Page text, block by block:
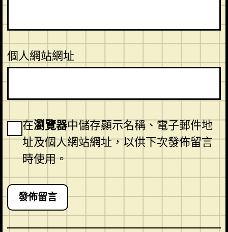
個人網站網址
在瀏覽器中儲存顯示名稱、電子郵件地
址及個人網站網址，以供下次發佈留言
時使用。